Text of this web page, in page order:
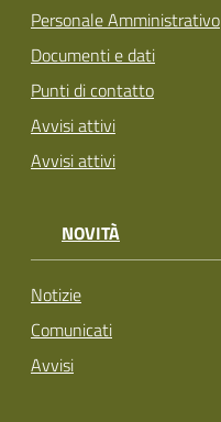
Personale Amministrativo
Documenti e dati
Punti di contatto
Avvisi attivi
Avvisi attivi
NOVITÀ
Notizie
Comunicati
Avvisi